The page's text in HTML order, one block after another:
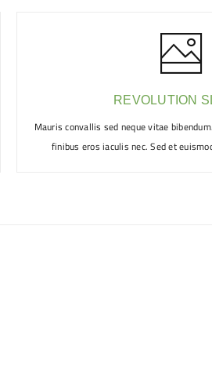
REVOLUTION
Mauris convallis sed neque vitae
finibus eros iaculis nec. Sed et